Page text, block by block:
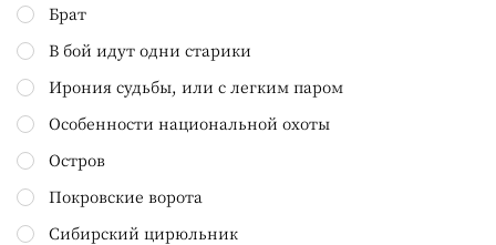
Брат
В бой идут одни старики
Ирония судьбы, или с легким паром
Особенности национальной охоты
Остров
Покровские ворота
Сибирский цирюльник